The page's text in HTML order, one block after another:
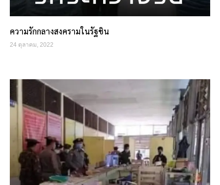
ความรักกลางสงครามในรัฐชิน
24 ตุลาคม, 2022